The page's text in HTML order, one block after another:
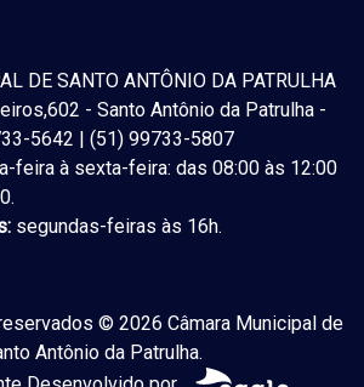
DE SANTO ANTÔNIO DA PATRULHA
- Santo Antônio da Patrulha -
5642 | (51) 99733-5807
feira à sexta-feira: das 08:00 às 12:00
segundas-feiras às 16h.
© 2026 Câmara Municipal de
Antônio da Patrulha.